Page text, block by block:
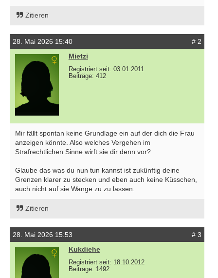
Zitieren
28. Mai 2026 15:40
# 2
Mietzi
Registriert seit: 03.01.2011
Beiträge: 412
Mir fällt spontan keine Grundlage ein auf der dich die Frau
anzeigen könnte. Also welches Vergehen im
Strafrechtlichen Sinne wirft sie dir denn vor?
Glaube das was du nun tun kannst ist zukünftig deine
Grenzen klarer zu stecken und eben auch keine Küsschen,
auch nicht auf sie Wange zu zu lassen.
Zitieren
28. Mai 2026 15:53
# 3
Kukdiehe
Registriert seit: 18.10.2012
Beiträge: 1492